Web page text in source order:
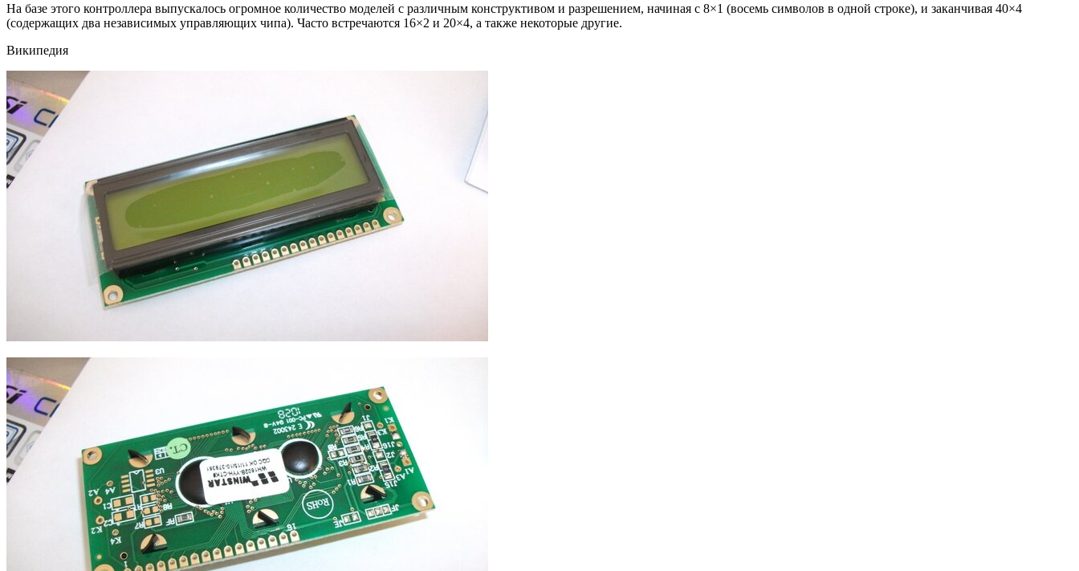
На базе этого контроллера выпускалось огромное количество моделей с различным конструктивом и разрешением, начиная с 8×1 (восемь символов в одной строке), и заканчивая 40×4
(содержащих два независимых управляющих чипа). Часто встречаются 16×2 и 20×4, а также некоторые другие.
Википедия